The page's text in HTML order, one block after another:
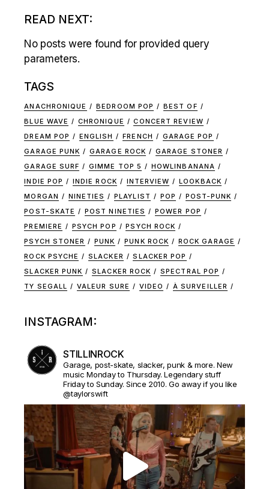
READ NEXT:
No posts were found for provided query
parameters.
TAGS
ANACHRONIQUE BEDROOM POP
BEST OF
BLUE WAVE
CHRONIQUE
CONCERT REVIEW
DREAM POP
ENGLISH FRENCH
GARAGE POP
GARAGE PUNK
GARAGE ROCK
GARAGE STONER
GARAGE SURF
GIMME TOP 5
HOWLINBANANA
INDIE POP
INDIE ROCK INTERVIEW
LOOKBACK
MORGAN
NINETIES PLAYLIST POP
POST-PUNK
POST-SKATE
POST NINETIES
POWER POP
PREMIERE
PSYCH POP
PSYCH ROCK
PSYCH STONER
PUNK PUNK ROCK
ROCK GARAGE
ROCK PSYCHE
SLACKER
SLACKER POP
SLACKER PUNK
SLACKER ROCK
SPECTRAL POP
TY SEGALL
VALEUR SURE VIDEO À SURVEILLER
INSTAGRAM:
STILLINROCK
Garage, post-skate, slacker, punk & more. New
music Monday to Thursday. Legendary stuff
Friday to Sunday. Since 2010. Go away if you like
@taylorswift